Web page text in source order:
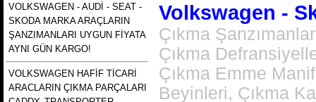
2000 2001 2002 modellere uyumlu
çıkma merkezi kilit pompası , polo
merkezi kilit motoru, polo classıc ve
heşbekler icin merkezi kilit kontrol
pompası
VOLKSWAGEN - AUDİ - SEAT -
SKODA MARKA ARAÇLARIN
ŞANZIMANLARI UYGUN FİYATA
AYNI GÜN KARGO!
VOLKSWAGEN HAFİF TİCARİ
ARACLARIN ÇIKMA PARÇALARI
Volkswagen -
Çıkma
Çıkma
Çıkma Emme
Beyinleri, Çıkma